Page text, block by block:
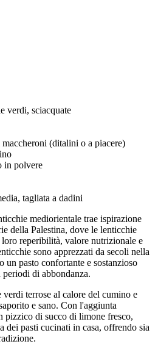
verdi, sciacquate
(ditalini o a piacere)
in polvere
tagliata a dadini
mediorientale trae ispirazione
della Palestina, dove le lenticchie
reperibilità, valore nutrizionale e
sono apprezzati da secoli nella
un pasto confortante e sostanzioso
di abbondanza.
terrose al calore del cumino e
e sano. Con l'aggiunta
pizzico di succo di limone fresco,
dei pasti cucinati in casa, offrendo sia